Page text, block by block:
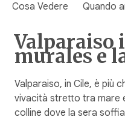
Cosa Vedere Quando
Valparaiso
murales e
Valparaiso, in Cile, è più
vivacità stretto tra mare
colline dove la sera